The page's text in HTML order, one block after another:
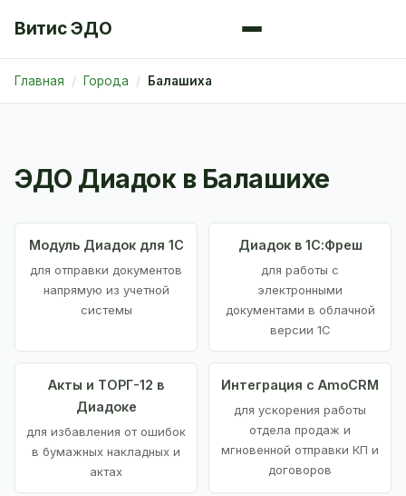
Витис ЭДО
Главная Города Балашиха
ЭДО Диадок в Балашихе
Модуль Диадок для 1С
для отправки документов
напрямую из учетной
системы
Диадок в 1С:Фреш
для работы с
электронными
документами в облачной
версии 1С
Акты и ТОРГ-12 в
Диадоке
для избавления от ошибок
в бумажных накладных и
актах
Интеграция с AmoCRM
для ускорения работы
отдела продаж и
мгновенной отправки КП и
договоров